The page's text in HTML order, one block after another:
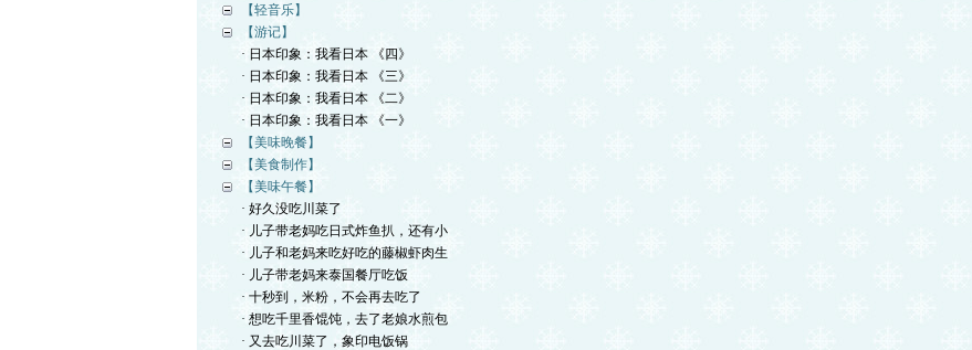
【轻音乐】
【游记】
· 日本印象：我看日本 《四》
· 日本印象：我看日本 《三》
· 日本印象：我看日本 《二》
· 日本印象：我看日本 《一》
【美味晚餐】
【美食制作】
【美味午餐】
· 好久没吃川菜了
· 儿子带老妈吃日式炸鱼扒，还有小
· 儿子和老妈来吃好吃的藤椒虾肉生
· 儿子带老妈来泰国餐厅吃饭
· 十秒到，米粉，不会再去吃了
· 想吃千里香馄饨，去了老娘水煎包
· 又去吃川菜了，象印电饭锅